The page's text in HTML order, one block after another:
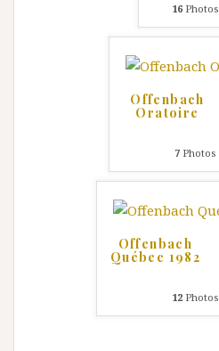
16 Photos
Offenbach
Oratoire
7 Photos
Offenbach
Québec 1982
12 Photos